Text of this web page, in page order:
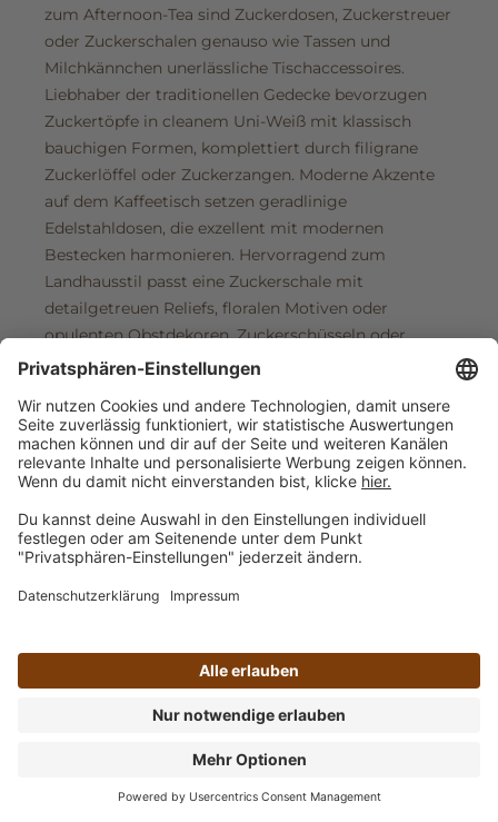
zum Afternoon-Tea sind Zuckerdosen, Zuckerstreuer
oder Zuckerschalen genauso wie Tassen und
Milchkännchen unerlässliche Tischaccessoires.
Liebhaber der traditionellen Gedecke bevorzugen
Zuckertöpfe in cleanem Uni-Weiß mit klassisch
bauchigen Formen, komplettiert durch filigrane
Zuckerlöffel oder Zuckerzangen. Moderne Akzente
auf dem Kaffeetisch setzen geradlinige
Edelstahldosen, die exzellent mit modernen
Bestecken harmonieren. Hervorragend zum
Landhausstil passt eine Zuckerschale mit
detailgetreuen Reliefs, floralen Motiven oder
opulenten Obstdekoren. Zuckerschüsseln oder
Zuckerstreuer aus Glas lassen sich mit
feinem Porzellan mit maritimen Mustern oder
ozeanblauen Streifen verziert, erinnern Zuckerdosen
& Milchkännchen an eine frische Meeresbrise.
Wenn Sie die französische Caféhaus-Atmosphäre
lieben, ist eine elegante Glasdose mit Aufsatz aus
Metall eine aparte Ergänzung zum Tafelservice. Bei
der immensen Auswahl an Zuckerdosen und
Geschmack und jeden Stil etwas dabei. Zuckertöpfe
eindrucksvoll den angesagten Industrial-Look. Oder
sind Sie Fan des skandinavischen Einrichtungsstils?
Cremefarben oder Himmelblau nordische